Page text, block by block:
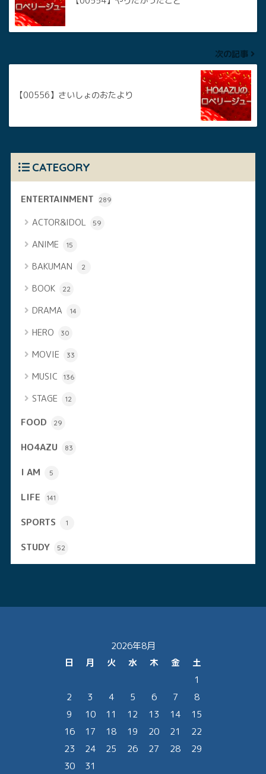
次の記事
【00556】さいしょのおたより
CATEGORY
ENTERTAINMENT 289
ACTOR&IDOL 59
ANIME 15
BAKUMAN 2
BOOK 22
DRAMA 14
HERO 30
MOVIE 33
MUSIC 136
STAGE 12
FOOD 29
HO4AZU 83
I AM 5
LIFE 141
SPORTS 1
STUDY 52
2026年8月
日
月 火 水 木 金
土
1
2
3 4 5 6 7
8
9
10 11 12 13 14
15
16
17 18 19 20 21
22
23
24 25 26 27 28
29
30
31